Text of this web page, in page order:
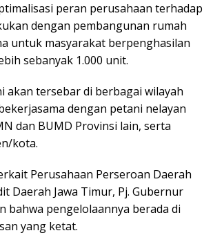
peran perusahaan terhadap
dengan pembangunan rumah
untuk masyarakat berpenghasilan
sebanyak 1.000 unit.
akan tersebar di berbagai wilayah
dengan petani nelayan
dan BUMD Provinsi lain, serta
kota.
Perusahaan Perseroan Daerah
Daerah Jawa Timur, Pj. Gubernur
bahwa pengelolaannya berada di
yang ketat.